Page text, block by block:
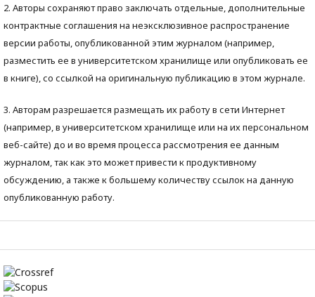
2. Авторы сохраняют право заключать отдельные, дополнительные
контрактные соглашения на неэксклюзивное распространение
версии работы, опубликованной этим журналом (например,
разместить ее в университетском хранилище или опубликовать ее
в книге), со ссылкой на оригинальную публикацию в этом журнале.
3. Авторам разрешается размещать их работу в сети Интернет
(например, в университетском хранилище или на их персональном
веб-сайте) до и во время процесса рассмотрения ее данным
журналом, так как это может привести к продуктивному
обсуждению, а также к большему количеству ссылок на данную
опубликованную работу.